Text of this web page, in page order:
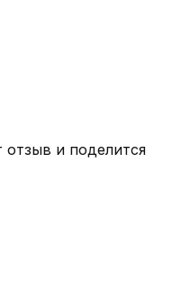
отзыв и поделится